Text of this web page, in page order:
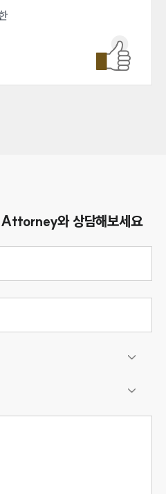
Attorney와 상담해보세요